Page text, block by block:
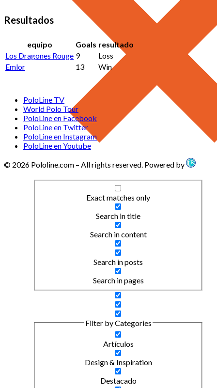
Exact matches only
Search in title
Search in content
Search in posts
Search in pages
Filter by Categories
Artículos
Design & Inspiration
Destacado
Resultados
equipo Goals resultado
Los Dragones Rouge 9
Loss
Emlor
13 Win
PoloLine TV
World Polo Tour
PoloLine en Facebook
PoloLine en Twitter
PoloLine en Instagram
PoloLine en Youtube
© 2026 Pololine.com – All rights reserved. Powered by